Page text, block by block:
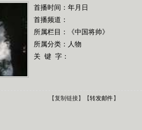
首播时间：年月日
首播频道：
所属栏目：
《中国将帅》
所属分类：人物
关 键 字：
【复制链接】【转发邮件】